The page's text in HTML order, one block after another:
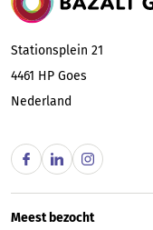
Stationsplein 21
4461 HP Goes
Nederland
Meest bezocht